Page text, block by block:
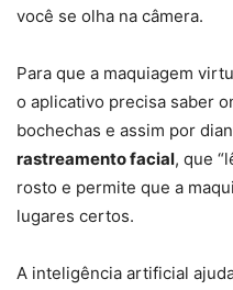
você se olha na câmera.
Para que a maquiagem
o aplicativo precisa saber
bochechas e assim por
rastreamento facial, que
rosto e permite que a
lugares certos.
A inteligência artificial